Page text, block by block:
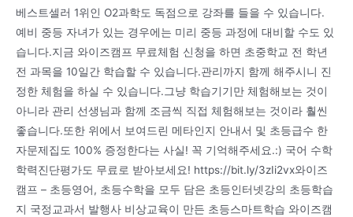
베스트셀러 1위인 O2과학도 독점으로 강좌를 들을 수 있습니다.
예비 중등 자녀가 있는 경우에는 미리 중등 과정에 대비할 수도 있
습니다.지금 와이즈캠프 무료체험 신청을 하면 초중학교 전 학년
전 과목을 10일간 학습할 수 있습니다.관리까지 함께 해주시니 진
정한 체험을 하실 수 있습니다.그냥 학습기기만 체험해보는 것이
아니라 관리 선생님과 함께 조금씩 직접 체험해보는 것이라 훨씬
좋습니다.또한 위에서 보여드린 메타인지 안내서 및 초등급수 한
자문제집도 100% 증정한다는 사실! 꼭 기억해주세요.:) 국어 수학
학력진단평가도 무료로 받아보세요! https://bit.ly/3zIi2vx와이즈
캠프 – 초등영어, 초등수학을 모두 담은 초등인터넷강의 초등학습
지 국정교과서 발행사 비상교육이 만든 초등스마트학습 와이즈캠